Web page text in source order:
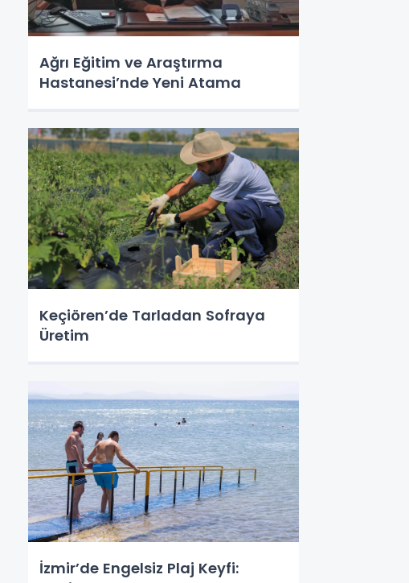
Ağrı Eğitim ve Araştırma
Hastanesi’nde Yeni Atama
Keçiören’de Tarladan Sofraya
Üretim
İzmir’de Engelsiz Plaj Keyfi: